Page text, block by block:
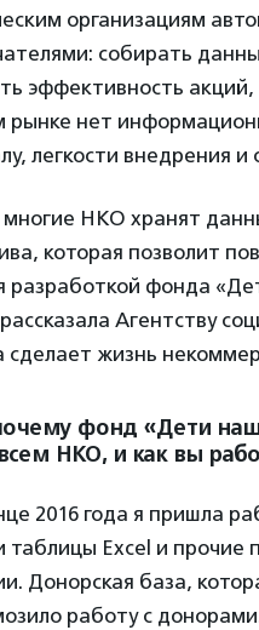
организациям
собирать
эффективность
рынке нет
легкости внедрения
НКО хранят
которая позволит
разработкой фонда
Агентству
сделает жизнь
фонд «Дети
НКО, и как вы
2016 года я пришла
таблицы Excel и прочие
Донорская база,
работу с